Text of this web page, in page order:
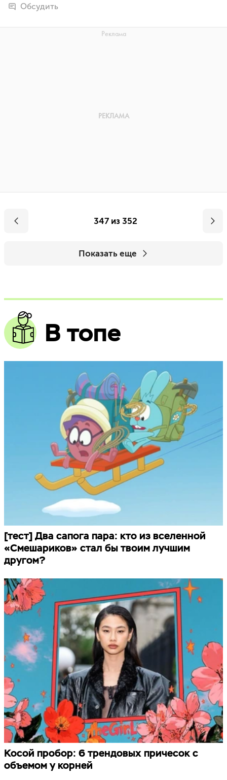
Обсудить
347 из 352
Показать еще
В топе
[тест] Два сапога пара: кто из вселенной
«Смешариков» стал бы твоим лучшим
другом?
Косой пробор: 6 трендовых причесок с
объемом у корней